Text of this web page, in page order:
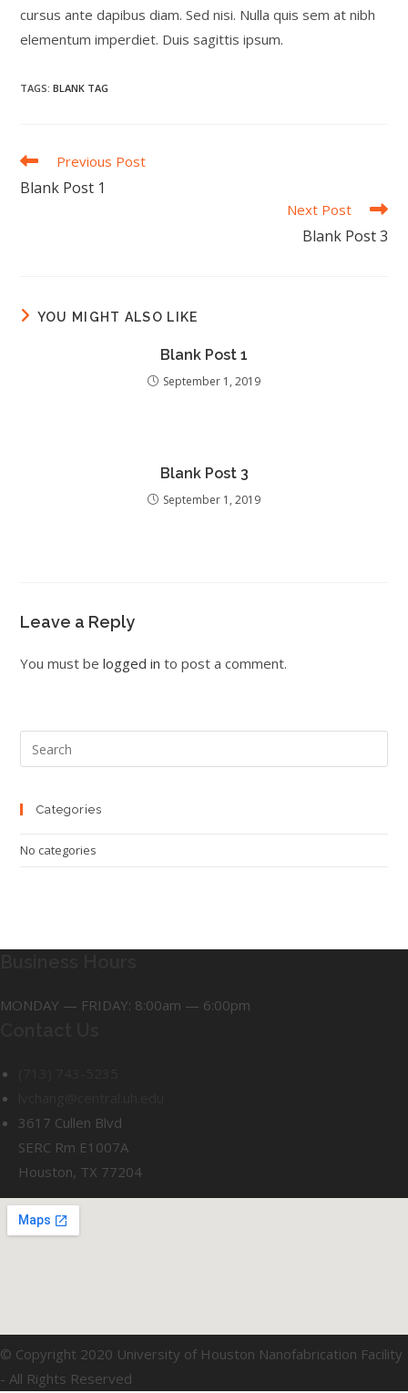
cursus ante dapibus diam. Sed nisi. Nulla quis sem at nibh
elementum imperdiet. Duis sagittis ipsum.
TAGS:BLANK TAG
Read
articles
Previous Post
Blank Post 1
Next Post
Blank Post 3
YOU MIGHT ALSO LIKE
Blank Post 1
September 1, 2019
Blank Post 3
September 1, 2019
Leave a Reply
You must belogged in to post a comment.
Categories
No categories
MONDAY — FRIDAY: 8:00am — 6:00pm
3617 Cullen Blvd
SERC Rm E1007A
Houston, TX 77204
© Copyright 2020 University of Houston Nanofabrication Facility
- All Rights Reserved